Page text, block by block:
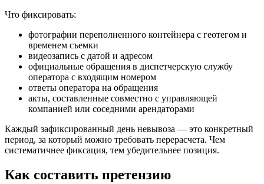
Что фиксировать:
фотографии переполненного контейнера с геотегом и
временем съемки
видеозапись с датой и адресом
официальные обращения в диспетчерскую службу
оператора с входящим номером
ответы оператора на обращения
акты, составленные совместно с управляющей
компанией или соседними арендаторами
Каждый зафиксированный день невывоза — это конкретный
период, за который можно требовать перерасчета. Чем
систематичнее фиксация, тем убедительнее позиция.
Как составить претензию